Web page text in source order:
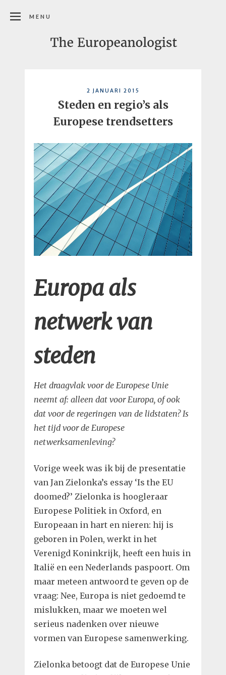
MENU
2 JANUARI 2015
Steden en regio’s als
Europese trendsetters
Europa als
netwerk van
steden
Het draagvlak voor de Europese Unie
neemt af: alleen dat voor Europa, of ook
dat voor de regeringen van de lidstaten? Is
het tijd voor de Europese
netwerksamenleving?
Vorige week was ik bij de presentatie
van Jan Zielonka’s essay ‘Is the EU
doomed?’ Zielonka is hoogleraar
Europese Politiek in Oxford, en
Europeaan in hart en nieren: hij is
geboren in Polen, werkt in het
Verenigd Koninkrijk, heeft een huis in
Italië en een Nederlands paspoort. Om
maar meteen antwoord te geven op de
vraag: Nee, Europa is niet gedoemd te
mislukken, maar we moeten wel
serieus nadenken over nieuwe
vormen van Europese samenwerking.
Zielonka betoogt dat de Europese Unie